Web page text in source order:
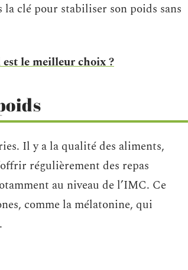
la clé pour stabiliser son poids sans
le meilleur choix ?
Il y a la qualité des aliments,
régulièrement des repas
au niveau de l’IMC. Ce
comme la mélatonine, qui